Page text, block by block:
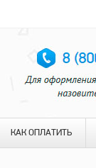
КАК ОПЛАТИТЬ